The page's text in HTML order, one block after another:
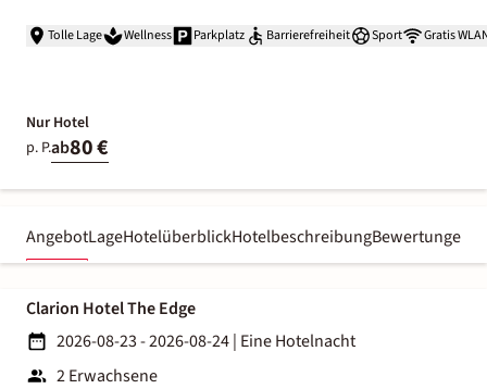
Tolle Lage Wellness Parkplatz Barrierefreiheit Sport Gratis
Nur Hotel
p. P.ab80 €
AngebotLageHotelüberblickHotelbeschreibungBewertungen
Clarion Hotel The Edge
2026-08-23 - 2026-08-24| Eine Hotelnacht
2 Erwachsene